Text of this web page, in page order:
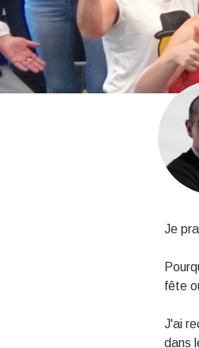
Je
fête
J'ai
dans